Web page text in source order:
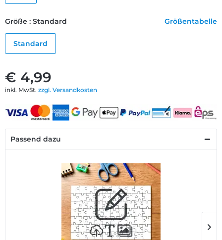
€ 4,99
inkl. MwSt. zzgl. Versandkosten
Größe : Standard Größentabelle
Standard
Passend dazu